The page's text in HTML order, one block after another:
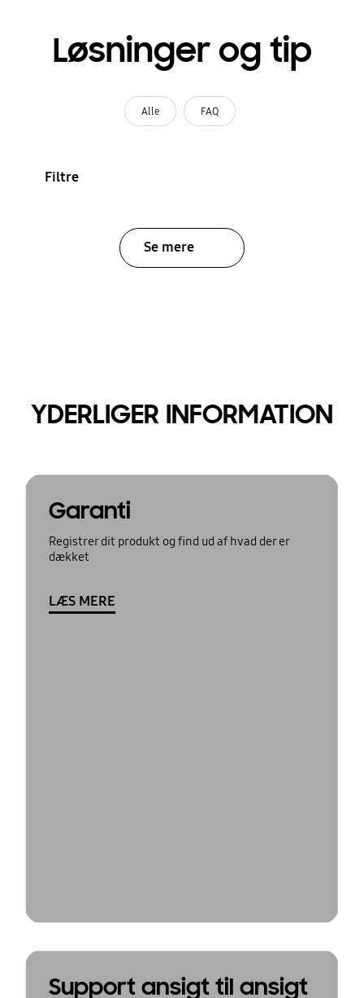
Løsninger og tip
Alle FAQ
Filtre
Se mere
YDERLIGER INFORMATION
Garanti
Registrer dit produkt og find ud af hvad der er
dækket
LÆS MERE
Support ansigt til ansigt